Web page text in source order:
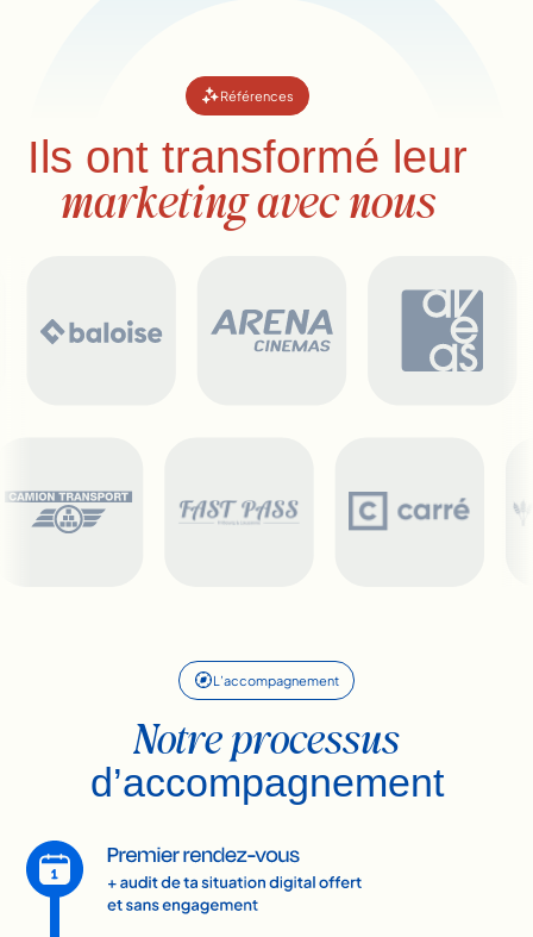
Références
Ils ont transformé leur
marketing avec nous
L’accompagnement
Notre processus
d’accompagnement